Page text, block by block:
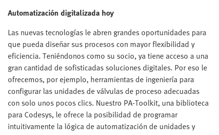
Automatización digitalizada hoy
Las nuevas tecnologías le abren grandes oportunidades para
que pueda diseñar sus procesos con mayor flexibilidad y
eficiencia. Teniéndonos como su socio, ya tiene acceso a una
gran cantidad de sofisticadas soluciones digitales. Por eso le
ofrecemos, por ejemplo, herramientas de ingeniería para
configurar las unidades de válvulas de proceso adecuadas
con solo unos pocos clics. Nuestro PA-Toolkit, una biblioteca
para Codesys, le ofrece la posibilidad de programar
intuitivamente la lógica de automatización de unidades y